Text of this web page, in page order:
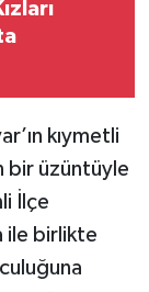
kıymetli
bir üzüntüyle
İlçe
ile birlikte